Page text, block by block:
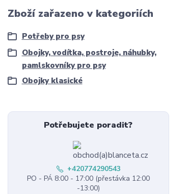
Zboží zařazeno v kategoriích
Potřeby pro psy
Obojky, vodítka, postroje, náhubky,
pamlskovníky pro psy
Obojky klasické
Potřebujete poradit?
+420774290543
PO - PÁ 8:00 - 17:00 (přestávka 12:00
-13:00)